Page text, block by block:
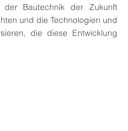
Bautechnik der Zukunft
und die Technologien und
die diese Entwicklung